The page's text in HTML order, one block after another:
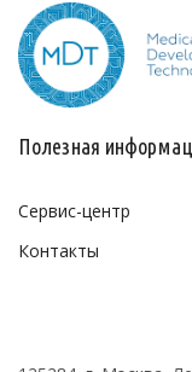
Полезная
Сервис-центр
Контакты